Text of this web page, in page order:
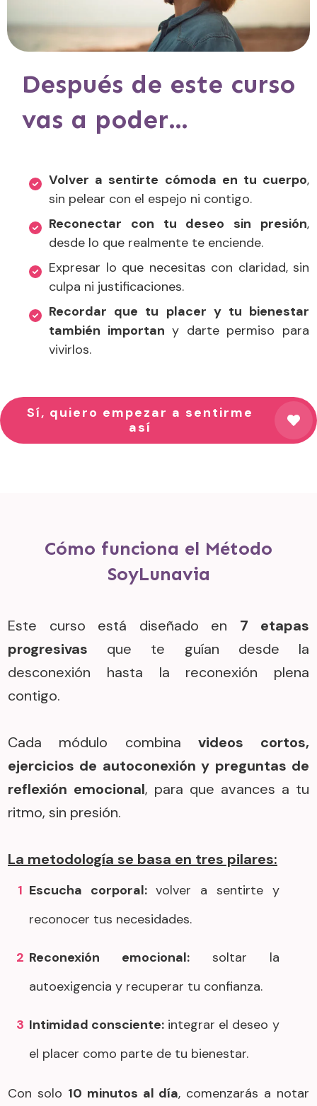
Después de este curso
vas a poder…
Volver a sentirte cómoda en tu cuerpo,
sin pelear con el espejo ni contigo.
Reconectar con tu deseo sin presión,
desde lo que realmente te enciende.
Expresar lo que necesitas con claridad, sin
culpa ni justificaciones.
Recordar que tu placer y tu bienestar
también importan y darte permiso para
vivirlos.
Sí, quiero empezar a sentirme
así
Cómo funciona el Método
SoyLunavia
Este curso está diseñado en 7 etapas
progresivas que te guían desde la
desconexión hasta la reconexión plena
contigo.
Cada módulo combina videos cortos,
ejercicios de autoconexión y preguntas de
reflexión emocional, para que avances a tu
ritmo, sin presión.
La metodología se basa en tres pilares:
1 Escucha corporal:volver a sentirte y
reconocer tus necesidades.
2 Reconexión emocional:soltar la
autoexigencia y recuperar tu confianza.
3 Intimidad consciente: integrar el deseo y
el placer como parte de tu bienestar.
Con solo 10 minutos al día, comenzarás a notar